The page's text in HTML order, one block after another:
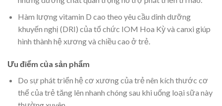
Hàm lượng vitamin D cao theo yêu cầu dinh dưỡng
khuyến nghị (DRI) của tổ chức IOM Hoa Kỳ và canxi giúp
hình thành hệ xương và chiều cao ở trẻ.
Ưu điểm của sản phẩm
Do sự phát triển hệ cơ xương của trẻ nên kích thước cơ
thể của trẻ tăng lên nhanh chóng sau khi uống loại sữa này